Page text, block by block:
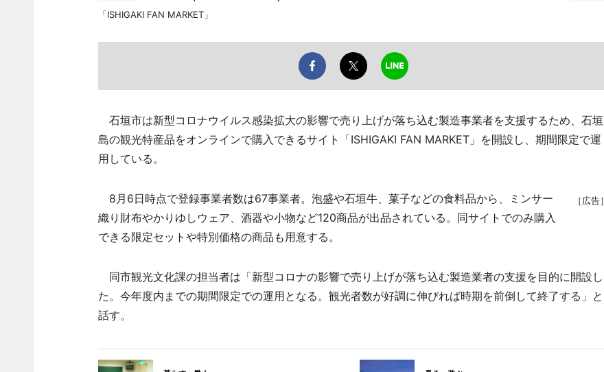
「ISHIGAKI FAN MARKET」
石垣市は新型コロナウイルス感染拡大の影響で売り上げが落ち込む製造事業者を支援するため、石垣
島の観光特産品をオンラインで購入できるサイト「ISHIGAKI FAN MARKET」を開設し、期間限定で運
用している。
［広告］
8月6日時点で登録事業者数は67事業者。泡盛や石垣牛、菓子などの食料品から、ミンサー
織り財布やかりゆしウェア、酒器や小物など120商品が出品されている。同サイトでのみ購入
できる限定セットや特別価格の商品も用意する。
同市観光文化課の担当者は「新型コロナの影響で売り上げが落ち込む製造業者の支援を目的に開設し
た。今年度内までの期間限定での運用となる。観光者数が好調に伸びれば時期を前倒して終了する」と
話す。